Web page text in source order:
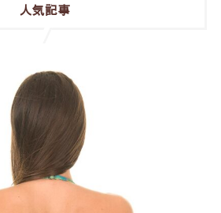
人気記事